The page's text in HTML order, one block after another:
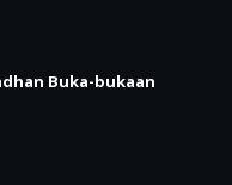
Buka-bukaan